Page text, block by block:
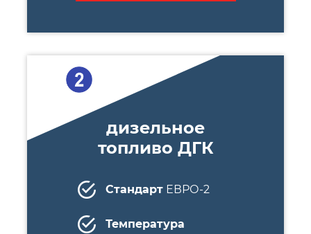
дизельное
топливо ДГК
СтандартЕВРО-2
Температура